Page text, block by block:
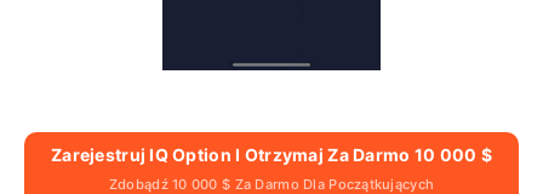
Zarejestruj IQ Option I Otrzymaj Za Darmo 10 000 $
Zdobądź 10 000 $ Za Darmo Dla Początkujących